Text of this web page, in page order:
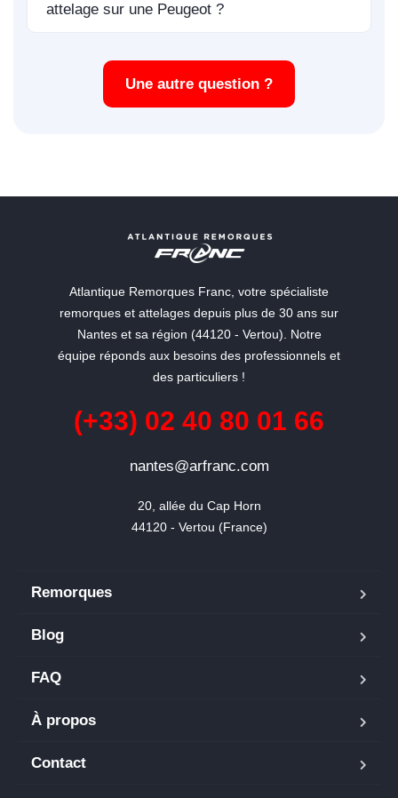
attelage sur une Peugeot ?
Une autre question ?
Atlantique Remorques Franc, votre spécialiste
remorques et attelages depuis plus de 30 ans sur
Nantes et sa région (44120 - Vertou). Notre
équipe réponds aux besoins des professionnels et
des particuliers !
(+33) 02 40 80 01 66
nantes@arfranc.com
20, allée du Cap Horn
44120 - Vertou (France)
Remorques
Blog
FAQ
À propos
Contact